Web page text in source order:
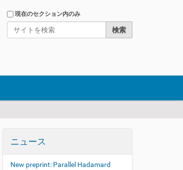
サイトを検索
現在のセクション内のみ
ニュース
New preprint: Parallel Hadamard